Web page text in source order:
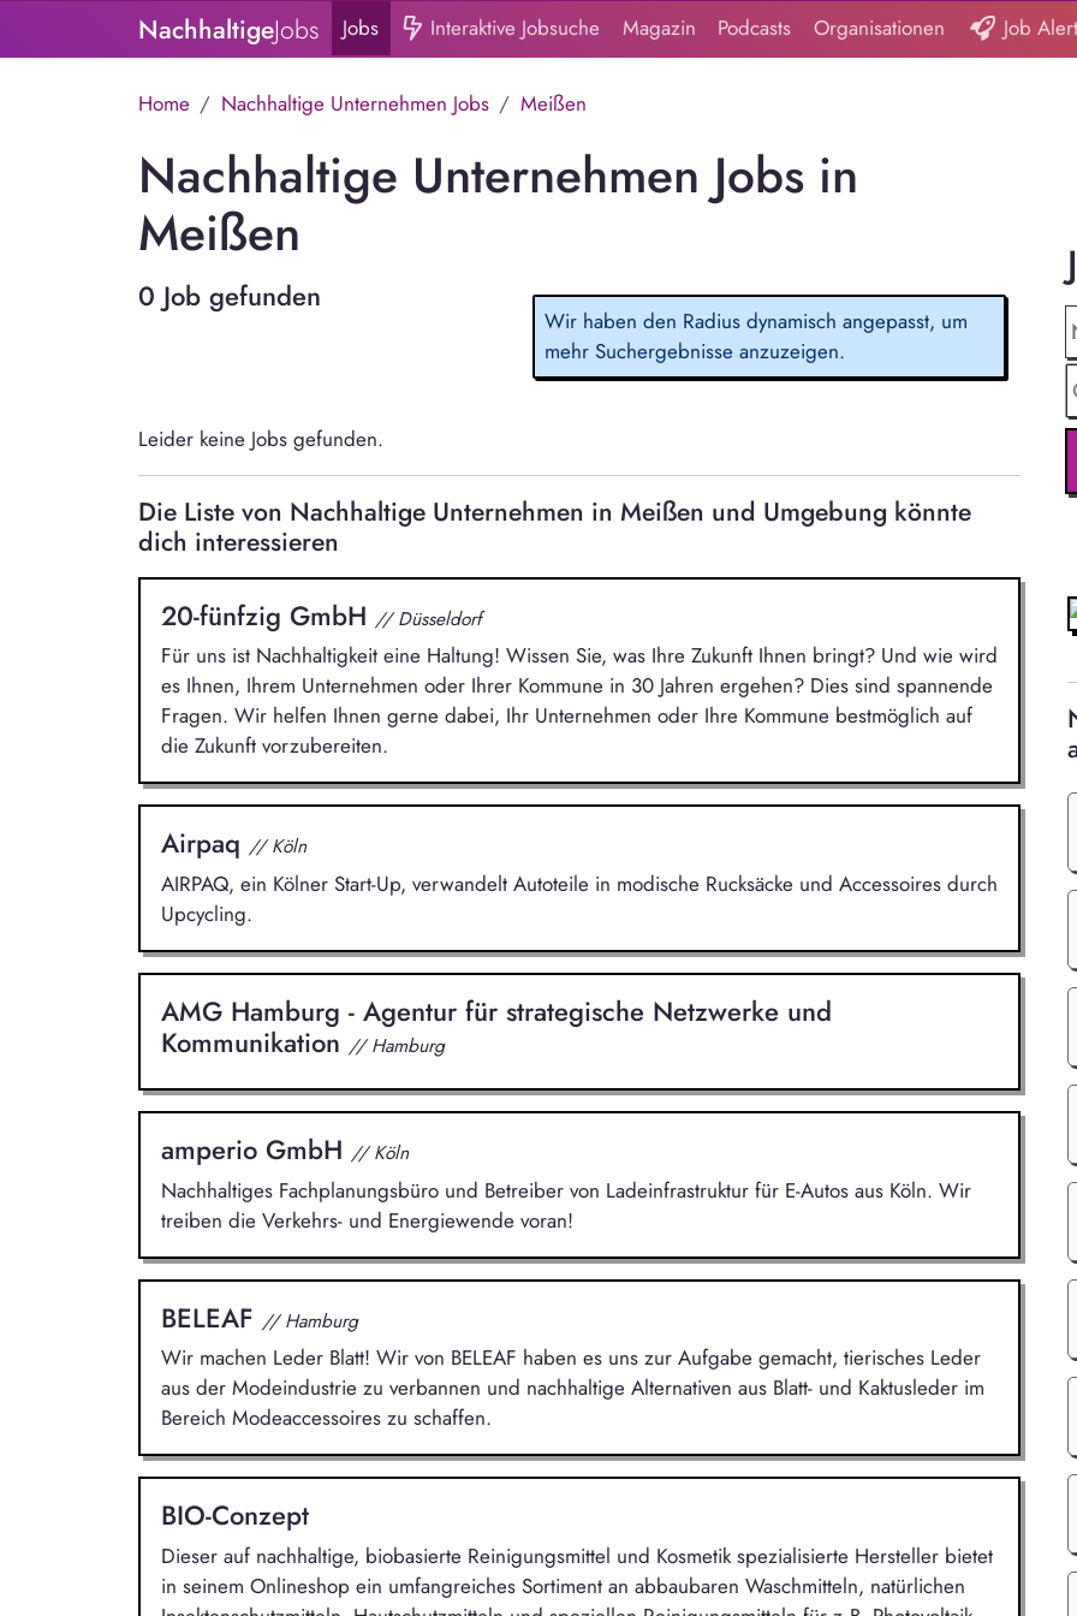
NachhaltigeJobs Jobs Interaktive Jobsuche Magazin Podcasts Organisationen Job
Home Nachhaltige Unternehmen Jobs Meißen
Nachhaltige Unternehmen Jobs in
Meißen
0 Job gefunden
Wir haben den Radius dynamisch angepasst, um
mehr Suchergebnisse anzuzeigen.
Leider keine Jobs gefunden.
Die Liste von Nachhaltige Unternehmen in Meißen und Umgebung könnte
dich interessieren
20-fünfzig GmbH // Düsseldorf
Für uns ist Nachhaltigkeit eine Haltung! Wissen Sie, was Ihre Zukunft Ihnen bringt? Und wie wird
es Ihnen, Ihrem Unternehmen oder Ihrer Kommune in 30 Jahren ergehen? Dies sind spannende
Fragen. Wir helfen Ihnen gerne dabei, Ihr Unternehmen oder Ihre Kommune bestmöglich auf
die Zukunft vorzubereiten.
Airpaq // Köln
AIRPAQ, ein Kölner Start-Up, verwandelt Autoteile in modische Rucksäcke und Accessoires durch
Upcycling.
AMG Hamburg - Agentur für strategische Netzwerke und
Kommunikation // Hamburg
amperio GmbH // Köln
Nachhaltiges Fachplanungsbüro und Betreiber von Ladeinfrastruktur für E-Autos aus Köln. Wir
treiben die Verkehrs- und Energiewende voran!
BELEAF // Hamburg
Wir machen Leder Blatt! Wir von BELEAF haben es uns zur Aufgabe gemacht, tierisches Leder
aus der Modeindustrie zu verbannen und nachhaltige Alternativen aus Blatt- und Kaktusleder im
Bereich Modeaccessoires zu schaffen.
BIO-Conzept
Dieser auf nachhaltige, biobasierte Reinigungsmittel und Kosmetik spezialisierte Hersteller bietet
in seinem Onlineshop ein umfangreiches Sortiment an abbaubaren Waschmitteln, natürlichen